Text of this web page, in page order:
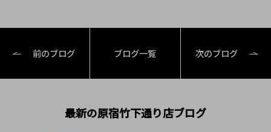
前のブログ ブログ一覧 次のブログ
最新の原宿竹下通り店ブログ